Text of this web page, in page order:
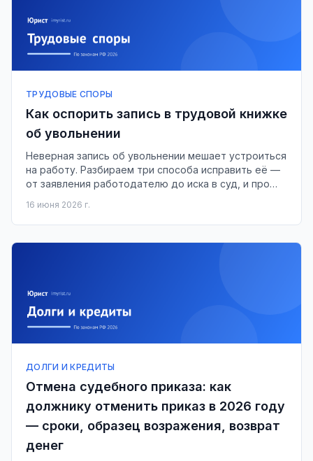
ТРУДОВЫЕ СПОРЫ
Как оспорить запись в трудовой книжке
об увольнении
Неверная запись об увольнении мешает устроиться
на работу. Разбираем три способа исправить её —
от заявления работодателю до иска в суд, и про
16 июня 2026 г.
ДОЛГИ И КРЕДИТЫ
Отмена судебного приказа: как
должнику отменить приказ в 2026 году
— сроки, образец возражения, возврат
денег